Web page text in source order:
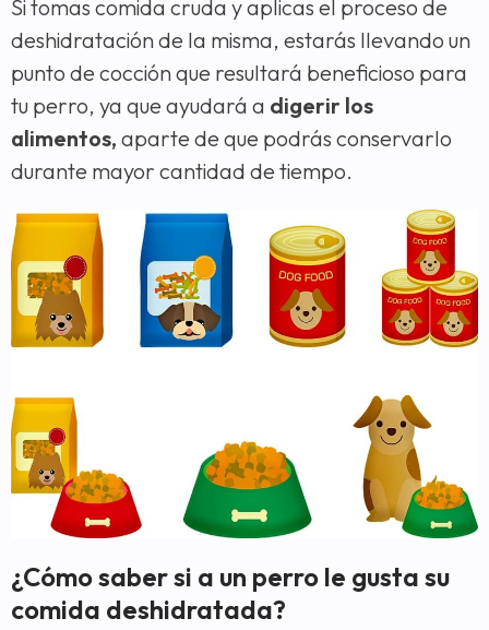
Si tomas comida cruda y aplicas el proceso de
deshidratación de la misma, estarás llevando un
punto de cocción que resultará beneficioso para
tu perro, ya que ayudará a digerir los
alimentos, aparte de que podrás conservarlo
durante mayor cantidad de tiempo.
¿Cómo saber si a un perro le gusta su
comida deshidratada?